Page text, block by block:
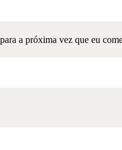
a próxima vez que eu